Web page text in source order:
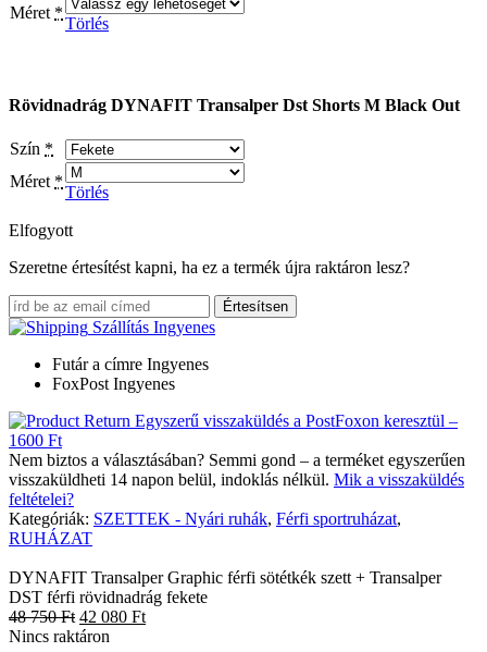
Méret *
Törlés
Rövidnadrág DYNAFIT Transalper Dst Shorts M Black Out
Szín *
Méret *
Törlés
Elfogyott
Szeretne értesítést kapni, ha ez a termék újra raktáron lesz?
Értesítsen
Szállítás Ingyenes
Futár a címre Ingyenes
FoxPost Ingyenes
Egyszerű visszaküldés a PostFoxon keresztül –
1600 Ft
Nem biztos a választásában? Semmi gond – a terméket egyszerűen
visszaküldheti 14 napon belül, indoklás nélkül. Mik a visszaküldés
feltételei?
Kategóriák: SZETTEK - Nyári ruhák, Férfi sportruházat,
RUHÁZAT
DYNAFIT Transalper Graphic férfi sötétkék szett + Transalper
DST férfi rövidnadrág fekete
48 750Ft 42 080 Ft
Nincs raktáron